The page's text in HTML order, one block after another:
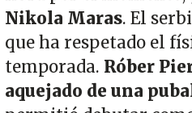
Nikola Maras. El
que ha respetado el
temporada. Róber
aquejado de una